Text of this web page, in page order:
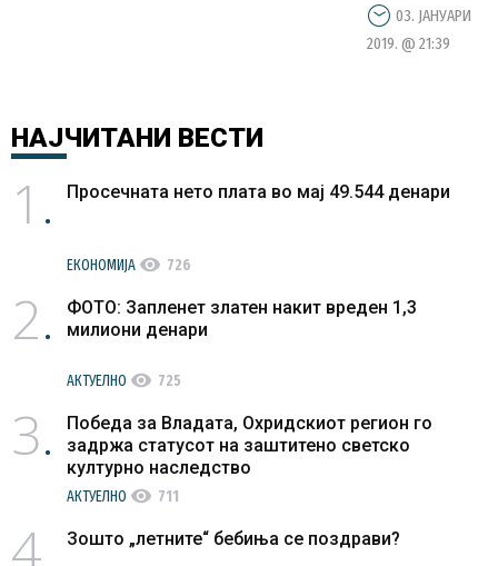
03. ЈАНУАРИ
2019. @ 21:39
НАЈЧИТАНИ ВЕСТИ
1 Просечната нето плата во мај 49.544 денари
ЕКОНОМИЈА visibility 726
2
ФОТО: Запленет златен накит вреден 1,3
милиони денари
АКТУЕЛНО visibility 725
3
Победа за Владата, Охридскиот регион го
задржа статусот на заштитено светско
културно наследство
АКТУЕЛНО visibility 711
4 Зошто „летните“ бебиња се поздрави?